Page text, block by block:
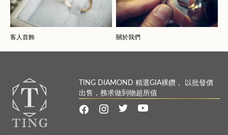
客人首飾 關於我們
TING DIAMOND 精選GIA裸鑽， 以批發價
出售，務求做到物超所值